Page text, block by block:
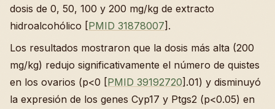
dosis de 0, 50, 100 y 200 mg/kg de extracto
hidroalcohólico [PMID 31878007].
Los resultados mostraron que la dosis más alta (200
mg/kg) redujo significativamente el número de quistes
en los ovarios (p<0 [PMID 39192720].01) y disminuyó
la expresión de los genes Cyp17 y Ptgs2 (p<0.05) en